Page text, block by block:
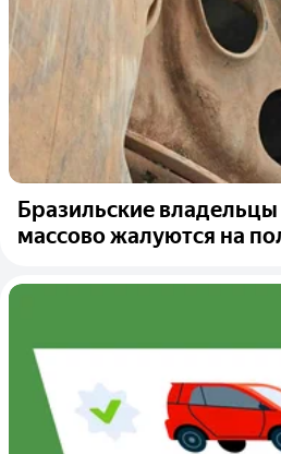
Бразильские владельцы
массово жалуются на